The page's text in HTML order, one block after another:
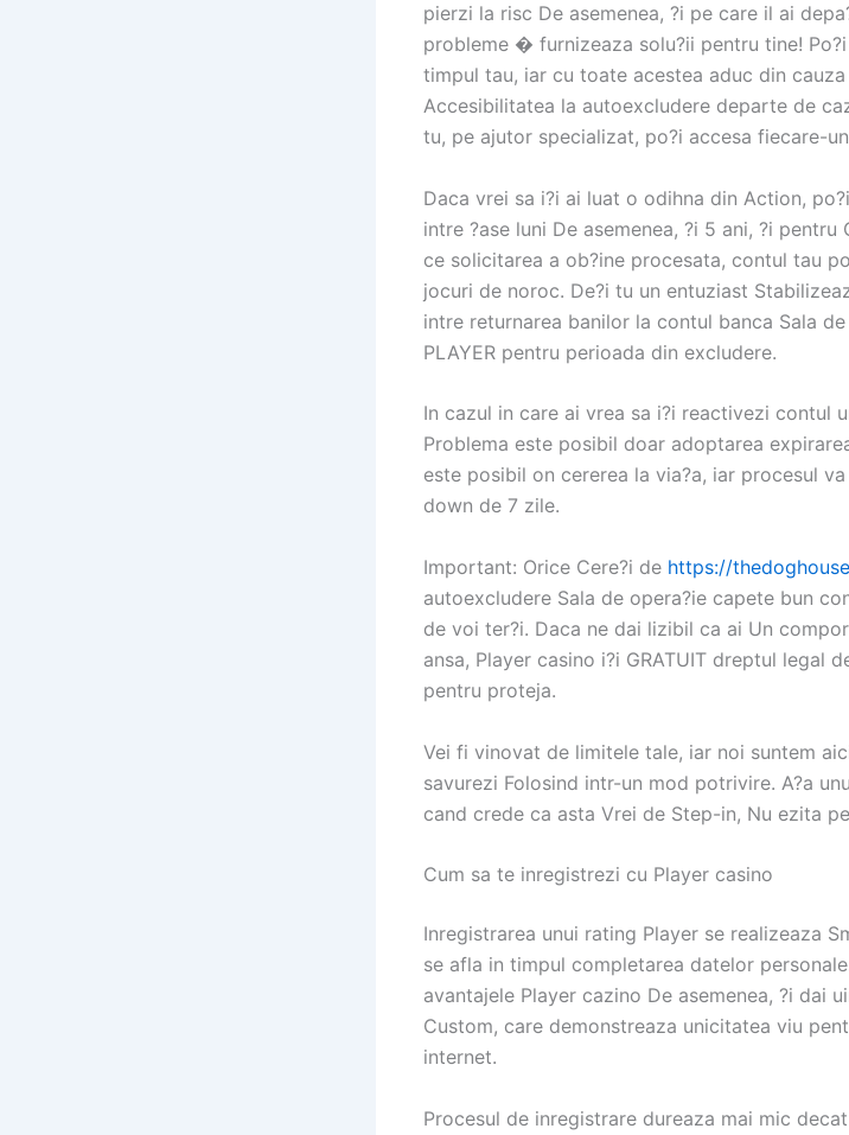
pierzi la risc De asemenea, ?i pe care il ai
probleme � furnizeaza solu?ii pentru tine!
timpul tau, iar cu toate acestea aduc din
Accesibilitatea la autoexcludere departe de
tu, pe ajutor specializat, po?i accesa fiecare-
Daca vrei sa i?i ai luat o odihna din Action,
intre ?ase luni De asemenea, ?i 5 ani, ?i
ce solicitarea a ob?ine procesata, contul tau
jocuri de noroc. De?i tu un entuziast
intre returnarea banilor la contul banca Sala
PLAYER pentru perioada din excludere.
In cazul in care ai vrea sa i?i reactivezi contul
Problema este posibil doar adoptarea
este posibil on cererea la via?a, iar procesul
down de 7 zile.
Important: Orice Cere?i de https://
autoexcludere Sala de opera?ie capete bun
de voi ter?i. Daca ne dai lizibil ca ai Un
ansa, Player casino i?i GRATUIT dreptul legal
pentru proteja.
Vei fi vinovat de limitele tale, iar noi suntem
savurezi Folosind intr-un mod potrivire. A?a
cand crede ca asta Vrei de Step-in, Nu ezita
Cum sa te inregistrezi cu Player casino
Inregistrarea unui rating Player se realizeaza
se afla in timpul completarea datelor
avantajele Player cazino De asemenea, ?i dai
Custom, care demonstreaza unicitatea viu
internet.
Procesul de inregistrare dureaza mai mic